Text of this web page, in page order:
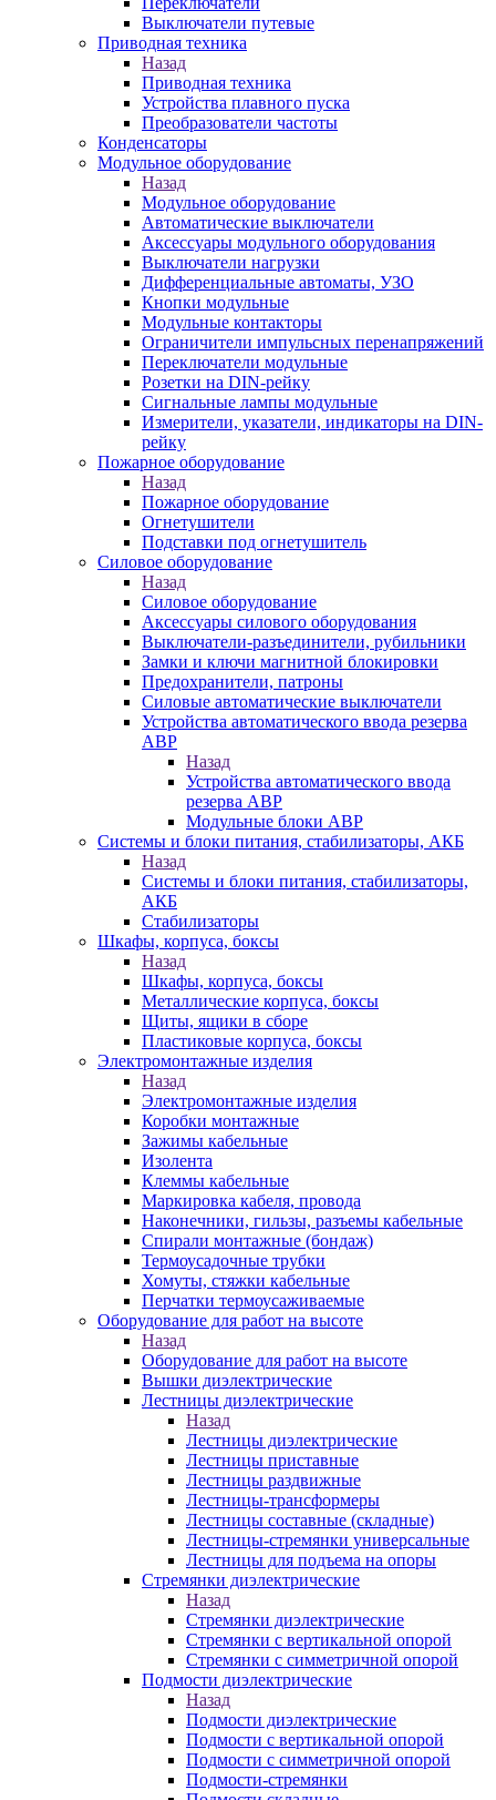
Выключатели путевые
Приводная техника
Назад
Приводная техника
Устройства плавного пуска
Преобразователи частоты
Конденсаторы
Модульное оборудование
Назад
Модульное оборудование
Автоматические выключатели
Аксессуары модульного оборудования
Выключатели нагрузки
Дифференциальные автоматы, УЗО
Кнопки модульные
Модульные контакторы
Ограничители импульсных перенапряжений
Переключатели модульные
Розетки на DIN-рейку
Сигнальные лампы модульные
Измерители, указатели, индикаторы на DIN-
рейку
Пожарное оборудование
Назад
Пожарное оборудование
Огнетушители
Подставки под огнетушитель
Силовое оборудование
Назад
Силовое оборудование
Аксессуары силового оборудования
Выключатели-разъединители, рубильники
Замки и ключи магнитной блокировки
Предохранители, патроны
Силовые автоматические выключатели
Устройства автоматического ввода резерва
АВР
Назад
Устройства автоматического ввода
резерва АВР
Модульные блоки АВР
Системы и блоки питания, стабилизаторы, АКБ
Назад
Системы и блоки питания, стабилизаторы,
АКБ
Стабилизаторы
Шкафы, корпуса, боксы
Назад
Шкафы, корпуса, боксы
Металлические корпуса, боксы
Щиты, ящики в сборе
Пластиковые корпуса, боксы
Электромонтажные изделия
Назад
Электромонтажные изделия
Коробки монтажные
Зажимы кабельные
Изолента
Клеммы кабельные
Маркировка кабеля, провода
Наконечники, гильзы, разъемы кабельные
Спирали монтажные (бондаж)
Термоусадочные трубки
Хомуты, стяжки кабельные
Перчатки термоусаживаемые
Оборудование для работ на высоте
Назад
Оборудование для работ на высоте
Вышки диэлектрические
Лестницы диэлектрические
Назад
Лестницы диэлектрические
Лестницы приставные
Лестницы раздвижные
Лестницы-трансформеры
Лестницы составные (складные)
Лестницы-стремянки универсальные
Лестницы для подъема на опоры
Стремянки диэлектрические
Назад
Стремянки диэлектрические
Стремянки с вертикальной опорой
Стремянки с симметричной опорой
Подмости диэлектрические
Назад
Подмости диэлектрические
Подмости с вертикальной опорой
Подмости с симметричной опорой
Подмости-стремянки